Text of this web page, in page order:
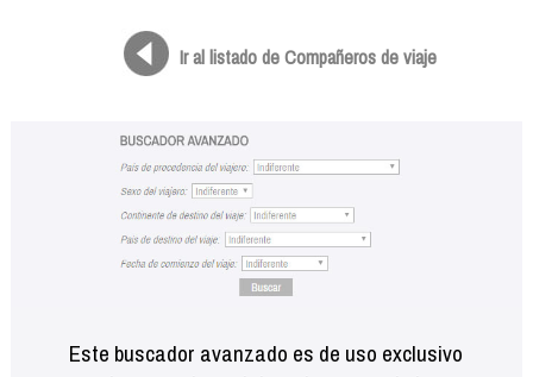
Ir al listado de Compañeros de viaje
Este buscador avanzado es de uso exclusivo